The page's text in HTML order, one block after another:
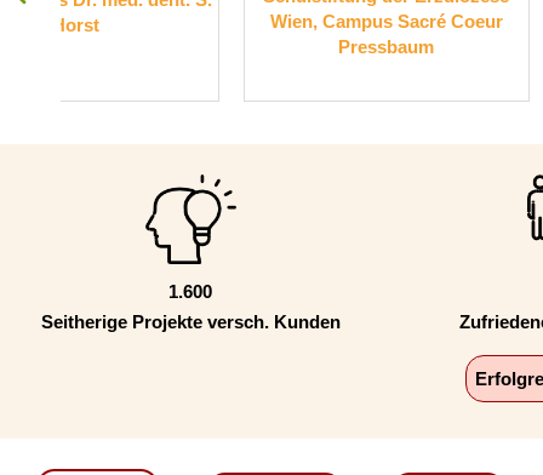
Wien, Campus Sacré Coeur
1.600
Seitherige Projekte versch. Kunden